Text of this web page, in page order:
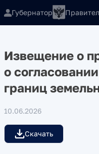
Губернатор
Извещение о
о
границ
10.06.2026
Скачать